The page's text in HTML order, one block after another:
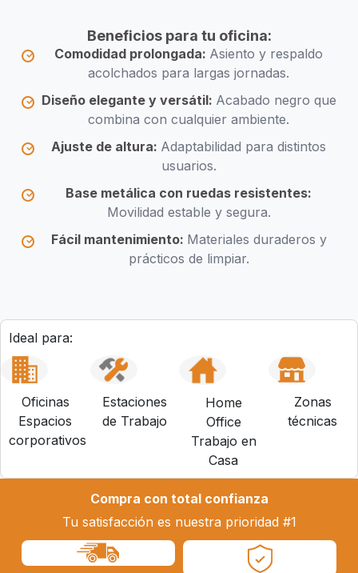
Beneficios para tu oficina:
Comodidad prolongada: Asiento y respaldo
acolchados para largas jornadas.
Diseño elegante y versátil: Acabado negro que
combina con cualquier ambiente.
Ajuste de altura: Adaptabilidad para distintos
usuarios.
Base metálica con ruedas resistentes:
Movilidad estable y segura.
Fácil mantenimiento: Materiales duraderos y
prácticos de limpiar.
Ideal para:
Oficinas
Espacios
corporativos
Estaciones
de Trabajo
Home
Office
Trabajo en
Casa
Zonas
técnicas
Compra con total confianza
Tu satisfacción es nuestra prioridad #1